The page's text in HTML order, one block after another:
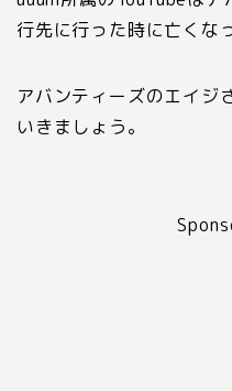
行先に行った時に亡くな
アバンティーズのエイジ
いきましょう。